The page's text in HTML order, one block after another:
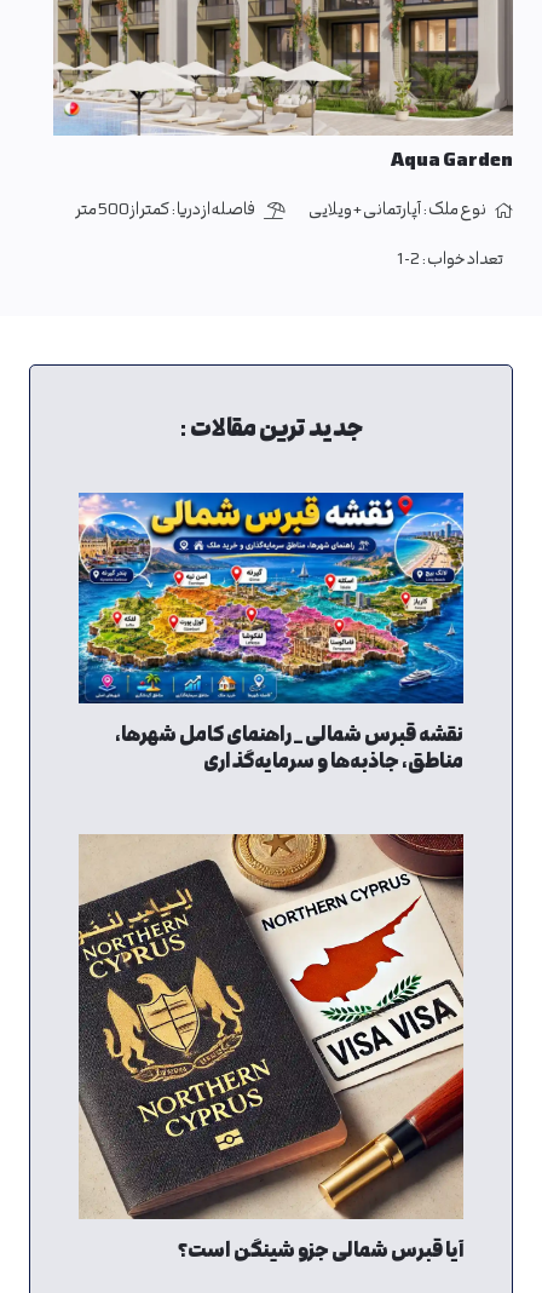
Aqua Garden
نوع ملک :آپارتمانی + ویلایی فاصله از دریا :کمتر از 500 متر
تعداد خواب :1-2
جدید ترین مقالات :
نقشه قبرس شمالی _ راهنمای کامل شهرها،
مناطق، جاذبه‌ها و سرمایه‌گذاری
آیا قبرس شمالی جزو شینگن است؟